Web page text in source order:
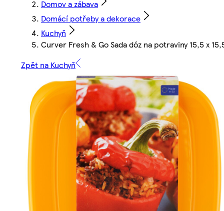
Domov a zábava
Domácí potřeby a dekorace
Kuchyň
Curver Fresh & Go Sada dóz na potraviny 15,5 x
Zpět na Kuchyň